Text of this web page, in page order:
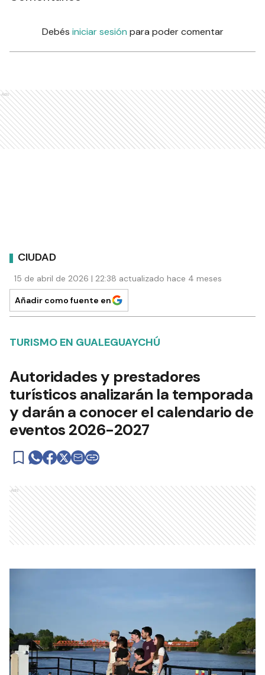
Debés iniciar sesión para poder comentar
Ads
CIUDAD
15 de abril de 2026 | 22:38 actualizado hace 4 meses
Añadir como fuente en
TURISMO EN GUALEGUAYCHÚ
Autoridades y prestadores
turísticos analizarán la temporada
y darán a conocer el calendario de
eventos 2026-2027
Ads